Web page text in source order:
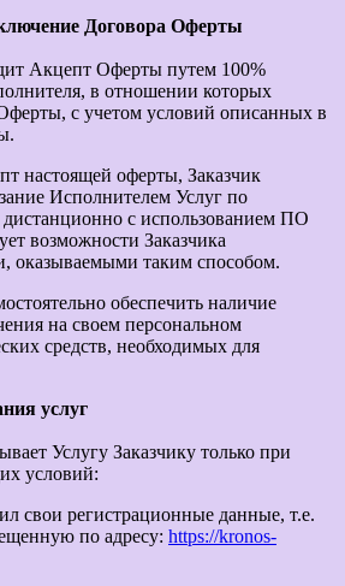
Договора Оферты
Акцепт Оферты путем 100%
в отношении которых
с учетом условий описанных в
настоящей оферты, Заказчик
Исполнителем Услуг по
с использованием ПО
возможности Заказчика
оказываемыми таким способом.
обеспечить наличие
на своем персональном
средств, необходимых для
услуг
Услугу Заказчику только при
условий:
свои регистрационные данные, т.е.
по адресу: https://kronos-